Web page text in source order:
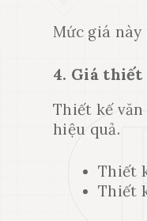
Mức giá
4. Giá
Thiết kế
hiệu quả.
Thiết
Thiết